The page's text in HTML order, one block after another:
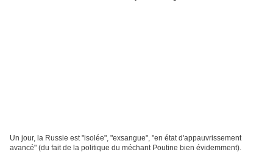
Un jour, la Russie est "isolée", "exsangue", "en état d'appauvrissement
avancé" (du fait de la politique du méchant Poutine bien évidemment).